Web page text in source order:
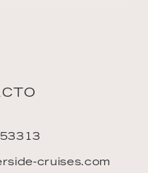
cruises.com